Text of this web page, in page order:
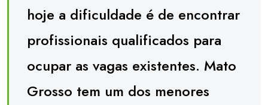
hoje a dificuldade é de encontrar
profissionais qualificados para
ocupar as vagas existentes. Mato
Grosso tem um dos menores